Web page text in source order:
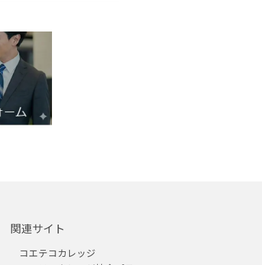
関連サイト
コエテコカレッジ